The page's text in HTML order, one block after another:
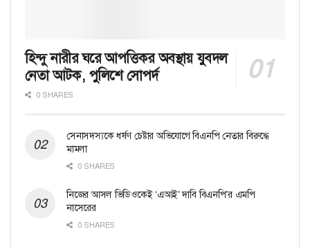
হিন্দু নারীর ঘরে আপত্তিকর অবস্থায় যুবদল
নেতা আটক, পুলিশে সোপর্দ
0 SHARES
সেনাসদস্যকে ধর্ষণ চেষ্টার অভিযোগে বিএনপি নেতার বিরুদ্ধে
মামলা
0 SHARES
নিজের আসল ভিডিওকেই ‘এআই’ দাবি বিএনপি’র এমপি
নাসেরের
0 SHARES